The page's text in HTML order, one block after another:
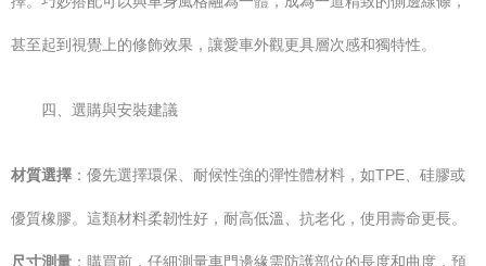
甚至起到視覺上的修飾效果，讓愛車外觀更具層次感和獨特性。
四、選購與安裝建議
材質選擇 ：優先選擇環保、耐候性強的彈性體材料，如TPE、硅膠或
優質橡膠。這類材料柔韌性好，耐高低溫、抗老化，使用壽命更長。
尺寸測量 ：購買前，仔細測量車門邊緣需防護部位的長度和曲度，預